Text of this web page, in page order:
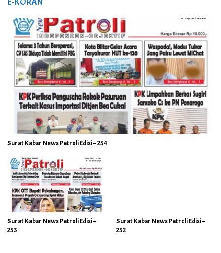
E-KORAN
Surat Kabar News Patroli Edisi – 254
Surat Kabar News Patroli Edisi –
253
Surat Kabar News Patroli Edisi –
252